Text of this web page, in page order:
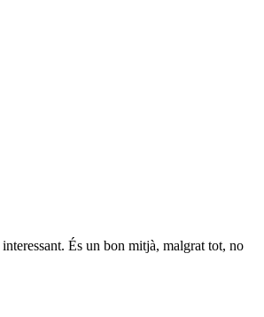
És un bon mitjà, malgrat tot, no